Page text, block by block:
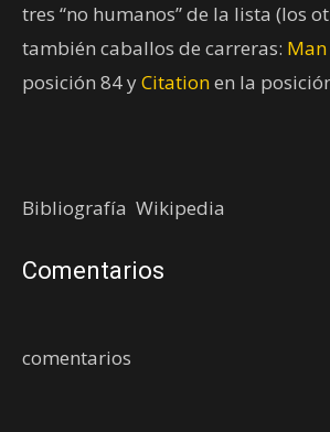
tres “no humanos” de la lista (los
también caballos de carreras: Man
posición 84 yCitationen la
Bibliografía Wikipedia
Comentarios
comentarios